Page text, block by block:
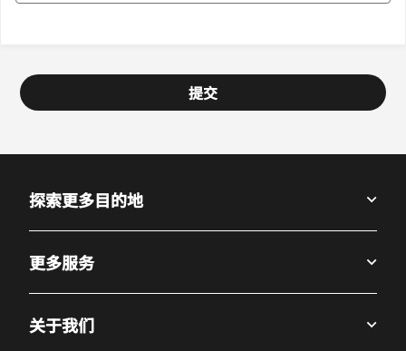
提交
探索更多目的地
更多服务
关于我们